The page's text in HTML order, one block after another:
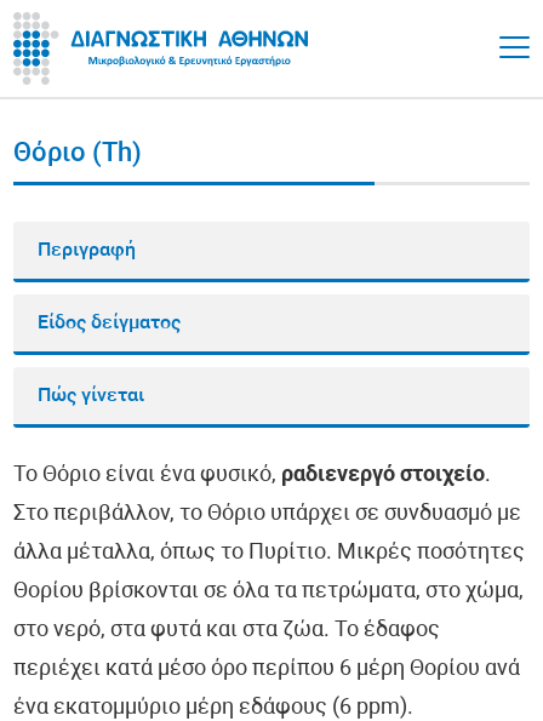
Θόριο (Th)
Περιγραφή
Είδος δείγματος
Πώς γίνεται
Το Θόριο είναι ένα φυσικό, ραδιενεργό στοιχείο.
Στο περιβάλλον, το Θόριο υπάρχει σε συνδυασμό με
άλλα μέταλλα, όπως το Πυρίτιο. Μικρές ποσότητες
Θορίου βρίσκονται σε όλα τα πετρώματα, στο χώμα,
στο νερό, στα φυτά και στα ζώα. Το έδαφος
περιέχει κατά μέσο όρο περίπου 6 μέρη Θορίου ανά
ένα εκατομμύριο μέρη εδάφους (6 ppm).